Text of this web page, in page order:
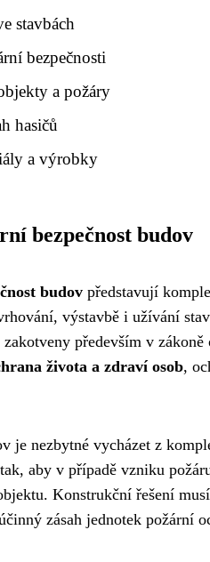
stavbách
bezpečnosti
a požáry
hasičů
a výrobky
bezpečnost budov
budov představují
výstavbě i užívání
především v
života a zdraví osob,
je nezbytné vycházet z
aby v případě vzniku
Konstrukční řešení
zásah jednotek požární